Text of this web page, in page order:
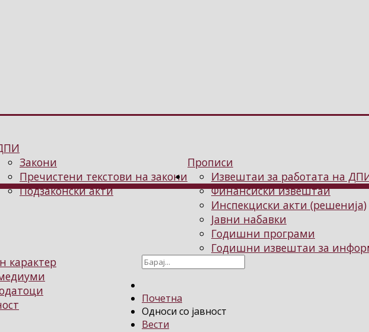
Прописи
Закони
Пречистени текстови на закони
Подзаконски акти
Извештаи за работата на
Финансиски извештаи
Инспекциски акти (решенија)
Јавни набавки
Годишни програми
Годишни извештаи за
карактер
Почетна
Односи со јавност
Вести